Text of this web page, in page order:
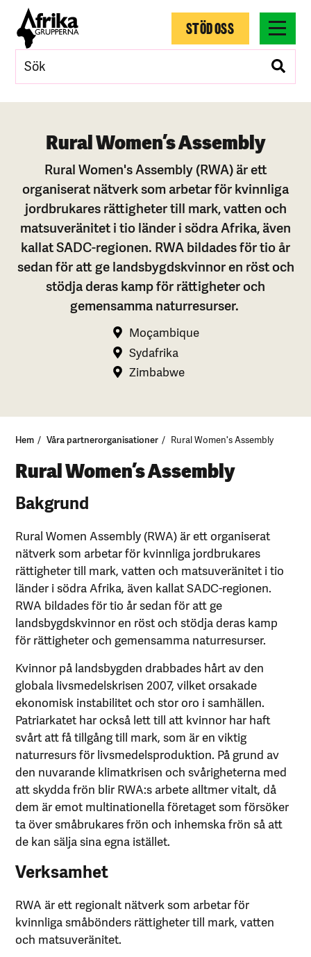
STÖD OSS
Rural Women’s Assembly
Rural Women's Assembly (RWA) är ett
organiserat nätverk som arbetar för kvinnliga
jordbrukares rättigheter till mark, vatten och
matsuveränitet i tio länder i södra Afrika, även
kallat SADC-regionen. RWA bildades för tio år
sedan för att ge landsbygdskvinnor en röst och
stödja deras kamp för rättigheter och
gemensamma naturresurser.
Moçambique
Sydafrika
Zimbabwe
Hem Våra partnerorganisationer Rural Women's Assembly
Rural Women’s Assembly
Bakgrund
Rural Women Assembly (RWA) är ett organiserat
nätverk som arbetar för kvinnliga jordbrukares
rättigheter till mark, vatten och matsuveränitet i tio
länder i södra Afrika, även kallat SADC-regionen.
RWA bildades för tio år sedan för att ge
landsbygdskvinnor en röst och stödja deras kamp
för rättigheter och gemensamma naturresurser.
Kvinnor på landsbygden drabbades hårt av den
globala livsmedelskrisen 2007, vilket orsakade
ekonomisk instabilitet och stor oro i samhällen.
Patriarkatet har också lett till att kvinnor har haft
svårt att få tillgång till mark, som är en viktig
naturresurs för livsmedelsproduktion. På grund av
den nuvarande klimatkrisen och svårigheterna med
att skydda frön blir RWA:s arbete alltmer vitalt, då
dem är emot multinationella företaget som försöker
ta över småbrukares frön och inhemska frön så att
de kan sälja sina egna istället.
Verksamhet
RWA är ett regionalt nätverk som arbetar för
kvinnliga småbönders rättigheter till mark, vatten
och matsuveränitet.